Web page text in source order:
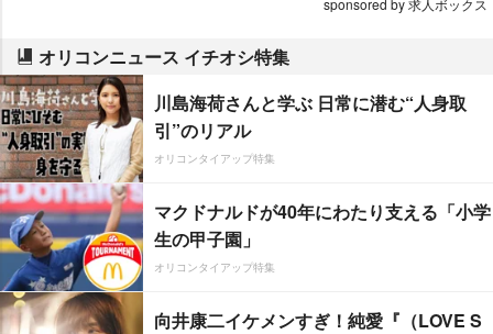
sponsored by 求人ボックス
オリコンニュース イチオシ特集
川島海荷さんと学ぶ 日常に潜む“人身取
引”のリアル
オリコンタイアップ特集
マクドナルドが40年にわたり支える「小学
生の甲子園」
オリコンタイアップ特集
向井康二イケメンすぎ！純愛『（LOVE S